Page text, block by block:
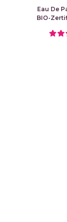
Eau De
BIO-